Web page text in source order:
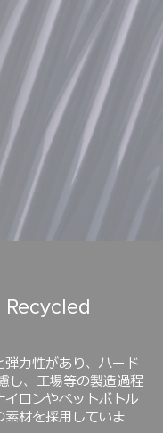
、キャリーケース
テムです。軽量かつ
チューブの外側の45
起が、外部からの衝撃
りするのを防ぎま
構造的強度を加え、